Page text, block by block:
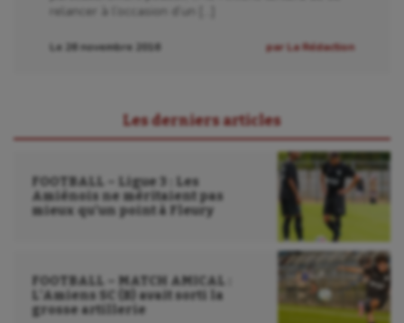
relancer à l’occasion d’un […]
Le 26 novembre 2016 par La Rédaction
Les derniers articles
FOOTBALL – Ligue 3 : Les
Amiénois ne méritaient pas
mieux qu’un point à Fleury
FOOTBALL – MATCH AMICAL :
L’Amiens SC (B) avait sorti la
grosse artillerie